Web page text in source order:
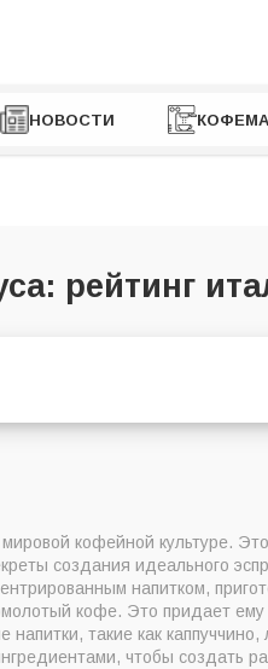
НОВОСТИ
рейтинг
молотый 250 г
200 г
кг
зернах 250 г
кофейной культуре.
создания идеального
напитком,
кофе. Это придает ему
такие как каппуччино,
чтобы создать